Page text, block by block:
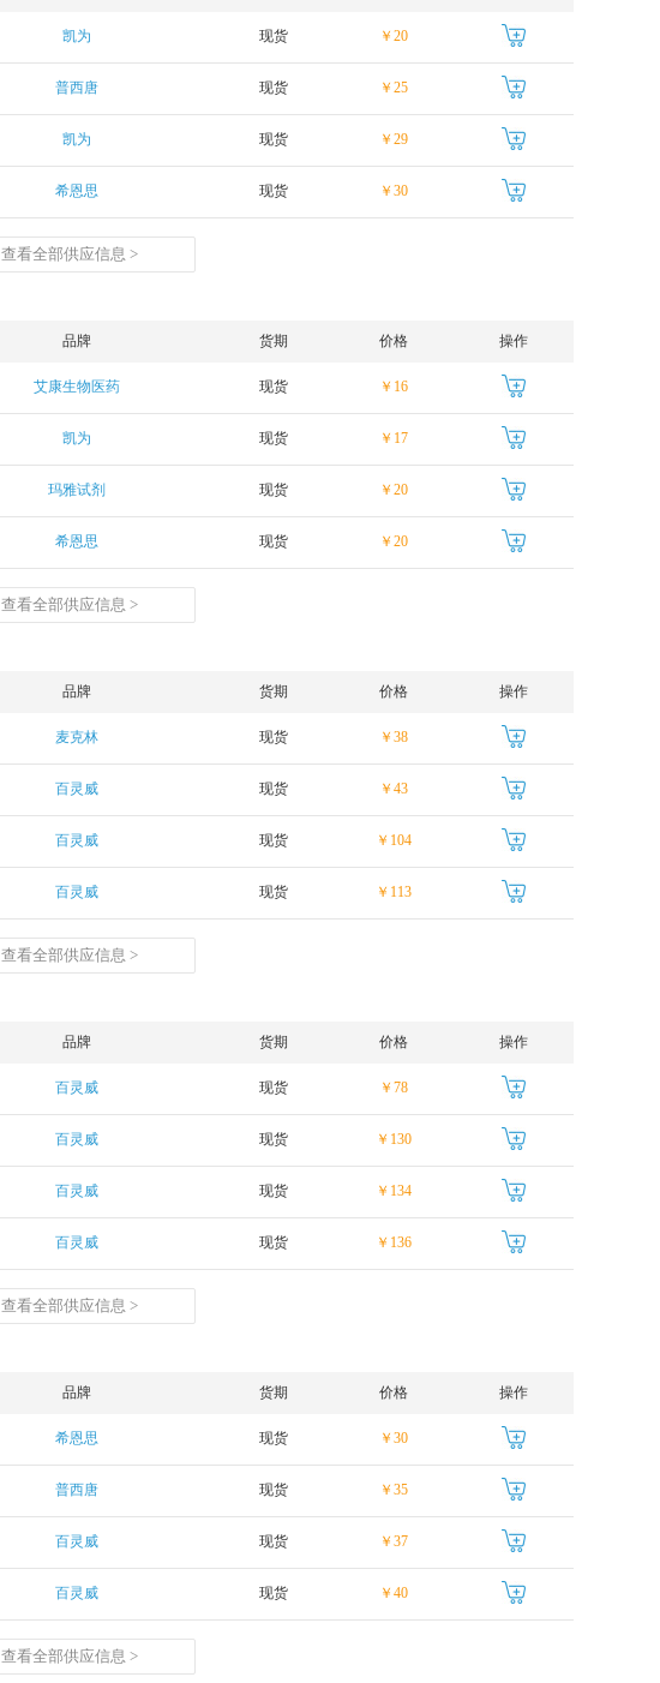
凯为 现货 ￥20
普西唐 现货 ￥25
凯为 现货 ￥29
希恩思 现货 ￥30
查看全部供应信息 >
品牌 货期 价格 操作
艾康生物医药 现货 ￥16
凯为 现货 ￥17
玛雅试剂 现货 ￥20
希恩思 现货 ￥20
查看全部供应信息 >
品牌 货期 价格 操作
麦克林 现货 ￥38
百灵威 现货 ￥43
百灵威 现货 ￥104
百灵威 现货 ￥113
查看全部供应信息 >
品牌 货期 价格 操作
百灵威 现货 ￥78
百灵威 现货 ￥130
百灵威 现货 ￥134
百灵威 现货 ￥136
查看全部供应信息 >
品牌 货期 价格 操作
希恩思 现货 ￥30
普西唐 现货 ￥35
百灵威 现货 ￥37
百灵威 现货 ￥40
查看全部供应信息 >